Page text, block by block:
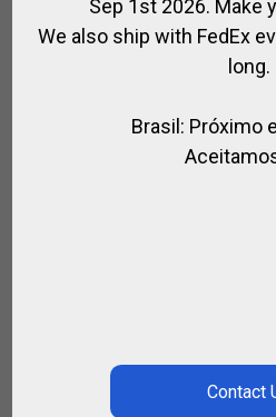
Sep 1st 2026. Make
We also ship with FedEx
long.
Brasil: Próximo